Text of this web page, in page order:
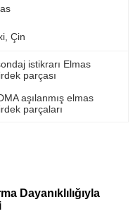
Çin
istikrarı Elmas
parçası
aşılanmış elmas
parçaları
Dayanıklılığıyla